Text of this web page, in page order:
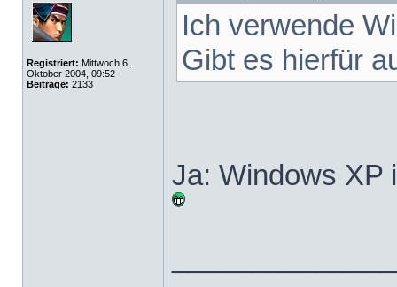
Registriert: Mittwoch 6.
Oktober 2004, 09:52
Beiträge: 2133
Ich verwende
Gibt es hierfür
Ja: Windows XP